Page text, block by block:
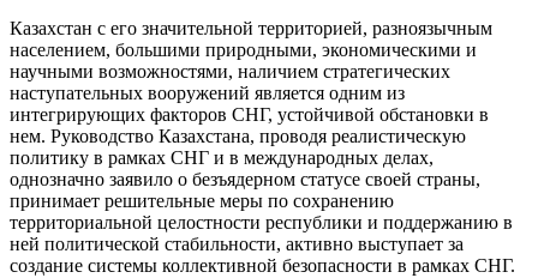
Казахстан с его значительной территорией, разноязычным
населением, большими природными, экономическими и
научными возможностями, наличием стратегических
наступательных вооружений является одним из
интегрирующих факторов СНГ, устойчивой обстановки в
нем. Руководство Казахстана, проводя реалистическую
политику в рамках СНГ и в международных делах,
однозначно заявило о безъядерном статусе своей страны,
принимает решительные меры по сохранению
территориальной целостности республики и поддержанию в
ней политической стабильности, активно выступает за
создание системы коллективной безопасности в рамках СНГ.